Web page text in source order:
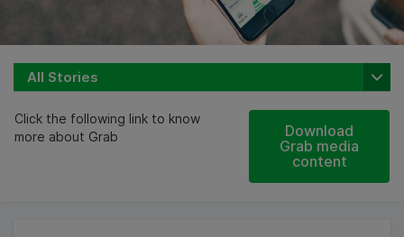
All Stories
Click the following link to know
more about Grab
Download
Grab media
content